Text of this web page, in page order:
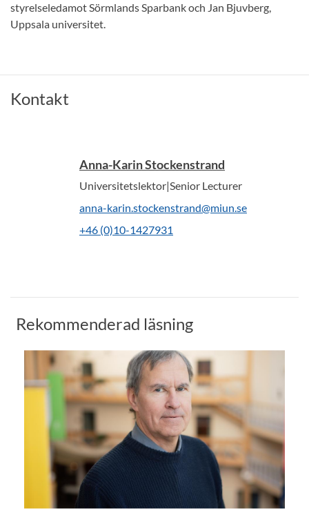
styrelseledamot Sörmlands Sparbank och Jan Bjuvberg,
Uppsala universitet.
Kontakt
Anna-Karin Stockenstrand
Universitetslektor|Senior Lecturer
anna-karin.stockenstrand@miun.se
+46 (0)10-1427931
Rekommenderad läsning